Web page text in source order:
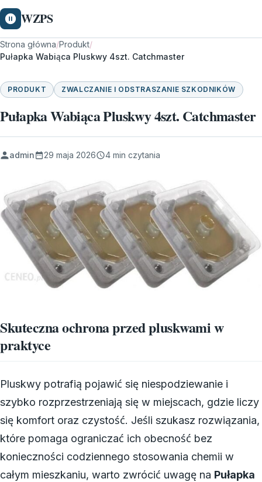
WZPS
Strona główna/Produkt/
Pułapka Wabiąca Pluskwy 4szt. Catchmaster
PRODUKT ZWALCZANIE I ODSTRASZANIE SZKODNIKÓW
Pułapka Wabiąca Pluskwy 4szt. Catchmaster
admin 29 maja 2026 4 min czytania
Skuteczna ochrona przed pluskwami w
praktyce
Pluskwy potrafią pojawić się niespodziewanie i
szybko rozprzestrzeniają się w miejscach, gdzie liczy
się komfort oraz czystość. Jeśli szukasz rozwiązania,
które pomaga ograniczać ich obecność bez
konieczności codziennego stosowania chemii w
całym mieszkaniu, warto zwrócić uwagę na Pułapka